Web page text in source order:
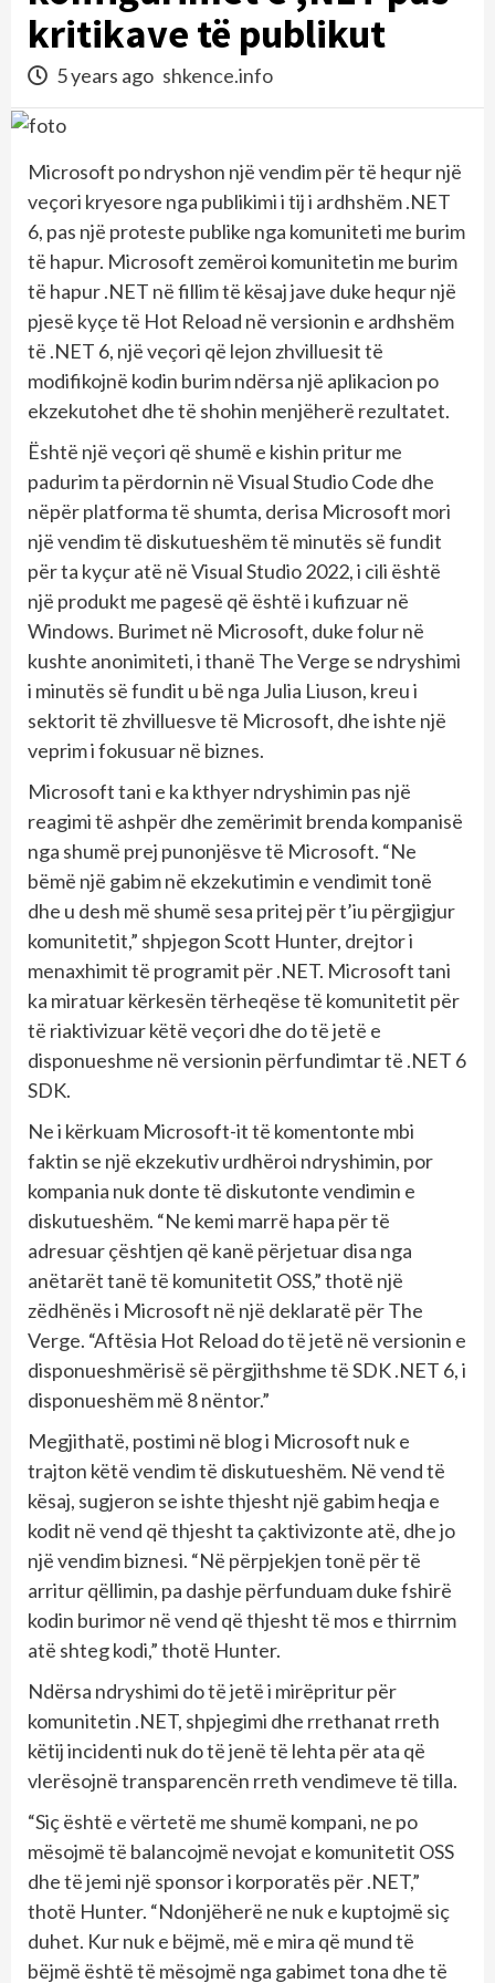
kritikave të publikut
5 years ago shkence.info
Microsoft po ndryshon një vendim për të hequr një
veçori kryesore nga publikimi i tij i ardhshëm .NET
6, pas një proteste publike nga komuniteti me burim
të hapur. Microsoft zemëroi komunitetin me burim
të hapur .NET në fillim të kësaj jave duke hequr një
pjesë kyçe të Hot Reload në versionin e ardhshëm
të .NET 6, një veçori që lejon zhvilluesit të
modifikojnë kodin burim ndërsa një aplikacion po
ekzekutohet dhe të shohin menjëherë rezultatet.
Është një veçori që shumë e kishin pritur me
padurim ta përdornin në Visual Studio Code dhe
nëpër platforma të shumta, derisa Microsoft mori
një vendim të diskutueshëm të minutës së fundit
për ta kyçur atë në Visual Studio 2022, i cili është
një produkt me pagesë që është i kufizuar në
Windows. Burimet në Microsoft, duke folur në
kushte anonimiteti, i thanë The Verge se ndryshimi
i minutës së fundit u bë nga Julia Liuson, kreu i
sektorit të zhvilluesve të Microsoft, dhe ishte një
veprim i fokusuar në biznes.
Microsoft tani e ka kthyer ndryshimin pas një
reagimi të ashpër dhe zemërimit brenda kompanisë
nga shumë prej punonjësve të Microsoft. “Ne
bëmë një gabim në ekzekutimin e vendimit tonë
dhe u desh më shumë sesa pritej për t’iu përgjigjur
komunitetit,” shpjegon Scott Hunter, drejtor i
menaxhimit të programit për .NET. Microsoft tani
ka miratuar kërkesën tërheqëse të komunitetit për
të riaktivizuar këtë veçori dhe do të jetë e
disponueshme në versionin përfundimtar të .NET 6
SDK.
Ne i kërkuam Microsoft-it të komentonte mbi
faktin se një ekzekutiv urdhëroi ndryshimin, por
kompania nuk donte të diskutonte vendimin e
diskutueshëm. “Ne kemi marrë hapa për të
adresuar çështjen që kanë përjetuar disa nga
anëtarët tanë të komunitetit OSS,” thotë një
zëdhënës i Microsoft në një deklaratë për The
Verge. “Aftësia Hot Reload do të jetë në versionin e
disponueshmërisë së përgjithshme të SDK .NET 6, i
disponueshëm më 8 nëntor.”
Megjithatë, postimi në blog i Microsoft nuk e
trajton këtë vendim të diskutueshëm. Në vend të
kësaj, sugjeron se ishte thjesht një gabim heqja e
kodit në vend që thjesht ta çaktivizonte atë, dhe jo
një vendim biznesi. “Në përpjekjen tonë për të
arritur qëllimin, pa dashje përfunduam duke fshirë
kodin burimor në vend që thjesht të mos e thirrnim
atë shteg kodi,” thotë Hunter.
Ndërsa ndryshimi do të jetë i mirëpritur për
komunitetin .NET, shpjegimi dhe rrethanat rreth
këtij incidenti nuk do të jenë të lehta për ata që
vlerësojnë transparencën rreth vendimeve të tilla.
“Siç është e vërtetë me shumë kompani, ne po
mësojmë të balancojmë nevojat e komunitetit OSS
dhe të jemi një sponsor i korporatës për .NET,”
thotë Hunter. “Ndonjëherë ne nuk e kuptojmë siç
duhet. Kur nuk e bëjmë, më e mira që mund të
bëjmë është të mësojmë nga gabimet tona dhe të